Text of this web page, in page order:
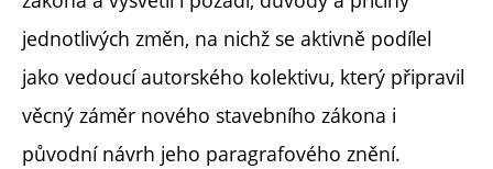
jednotlivých změn, na nichž se aktivně podílel
jako vedoucí autorského kolektivu, který připravil
věcný záměr nového stavebního zákona i
původní návrh jeho paragrafového znění.